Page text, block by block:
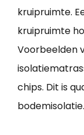
kruipruimte.
kruipruimte
Voorbeelden
chips. Dit is
bodemisolatie.